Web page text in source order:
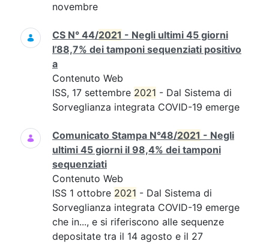
novembre
CS N° 44/2021 - Negli ultimi 45 giorni
l’88,7% dei tamponi sequenziati positivo
a
Contenuto Web
ISS, 17 settembre 2021 - Dal Sistema di
Sorveglianza integrata COVID-19 emerge
Comunicato Stampa N°48/2021 - Negli
ultimi 45 giorni il 98,4% dei tamponi
sequenziati
Contenuto Web
ISS 1 ottobre 2021 - Dal Sistema di
Sorveglianza integrata COVID-19 emerge
che in..., e si riferiscono alle sequenze
depositate tra il 14 agosto e il 27